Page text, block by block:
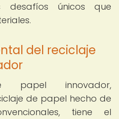
únicos que
del reciclaje
papel innovador,
de papel hecho de
tiene el